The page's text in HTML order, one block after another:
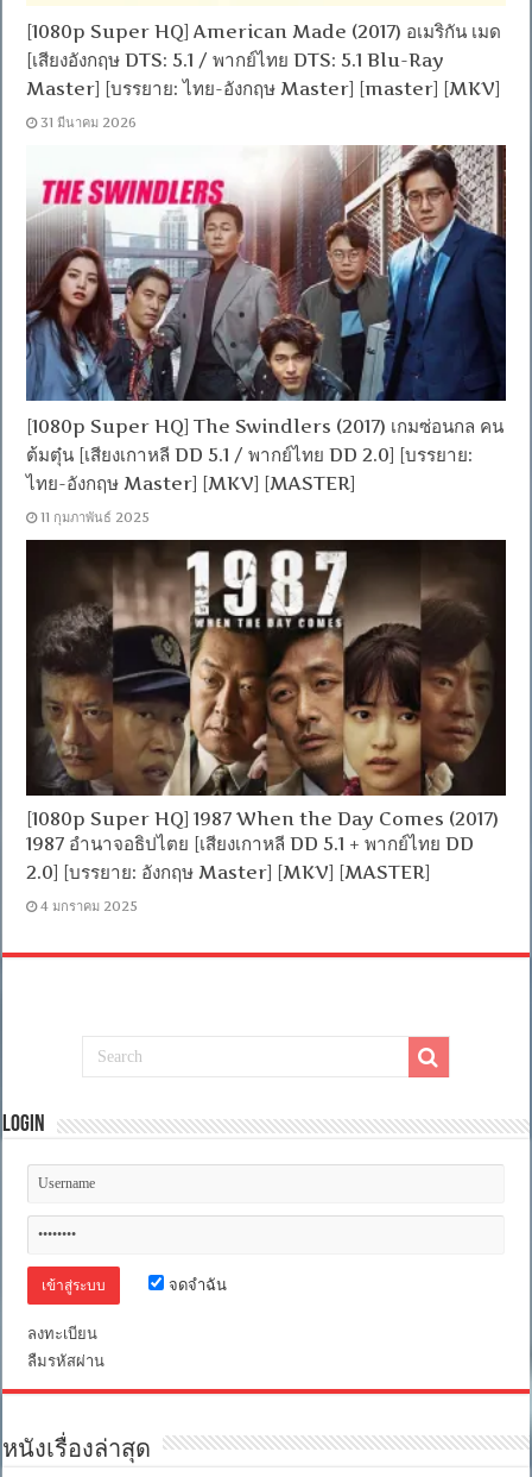
[1080p Super HQ] American Made (2017) อเมริกัน เมด
[เสียงอังกฤษ DTS: 5.1 / พากย์ไทย DTS: 5.1 Blu-Ray
Master] [บรรยาย: ไทย-อังกฤษ Master] [master] [MKV]
31 มีนาคม 2026
[1080p Super HQ] The Swindlers (2017) เกมซ่อนกล คน
ต้มตุ๋น [เสียงเกาหลี DD 5.1 / พากย์ไทย DD 2.0] [บรรยาย:
ไทย-อังกฤษ Master] [MKV] [MASTER]
11 กุมภาพันธ์ 2025
[1080p Super HQ] 1987 When the Day Comes (2017)
1987 อำนาจอธิปไตย [เสียงเกาหลี DD 5.1 + พากย์ไทย DD
2.0] [บรรยาย: อังกฤษ Master] [MKV] [MASTER]
4 มกราคม 2025
Login
จดจำฉัน
ลงทะเบียน
ลืมรหัสผ่าน
หนังเรื่องล่าสุด